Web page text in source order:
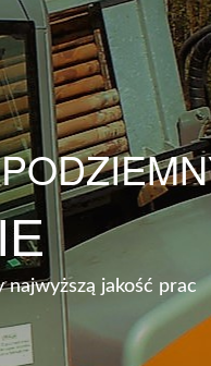
najwyższą jakość prac